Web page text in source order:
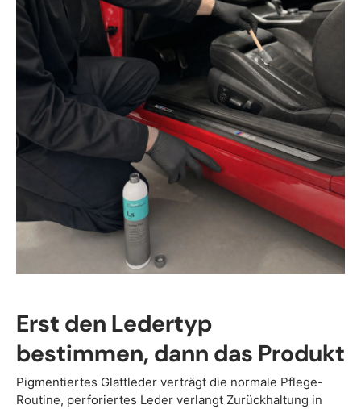
Erst den Ledertyp
bestimmen, dann das Produkt
Pigmentiertes Glattleder verträgt die normale Pflege-
Routine, perforiertes Leder verlangt Zurückhaltung in